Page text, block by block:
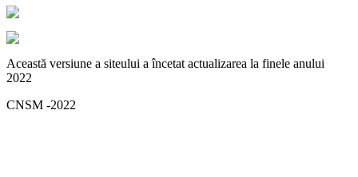
Această versiune a siteului a încetat actualizarea la finele anului
2022
CNSM -2022